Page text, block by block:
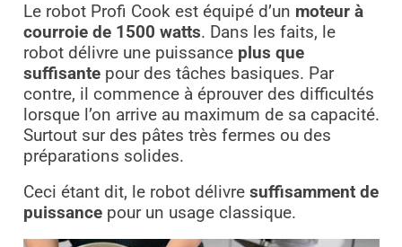
Le robot Profi Cook est équipé d’un moteur à
courroie de 1500 watts. Dans les faits, le
robot délivre une puissance plus que
suffisantepour des tâches basiques. Par
contre, il commence à éprouver des difficultés
lorsque l’on arrive au maximum de sa capacité.
Surtout sur des pâtes très fermes ou des
préparations solides.
Ceci étant dit, le robot délivre suffisamment de
puissancepour un usage classique.